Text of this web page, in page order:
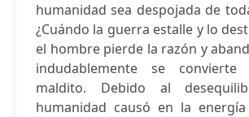
humanidad sea despojada de
¿Cuándo la guerra estalle y lo
el hombre pierde la razón y
indudablemente se
maldito. Debido al
humanidad causó en la